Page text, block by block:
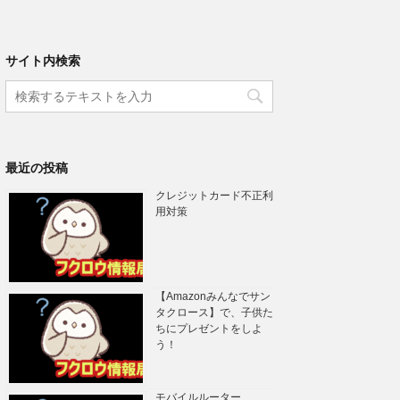
サイト内検索
最近の投稿
クレジットカード不正利
用対策
【Amazonみんなでサン
タクロース】で、子供た
ちにプレゼントをしよ
う！
モバイルルーター